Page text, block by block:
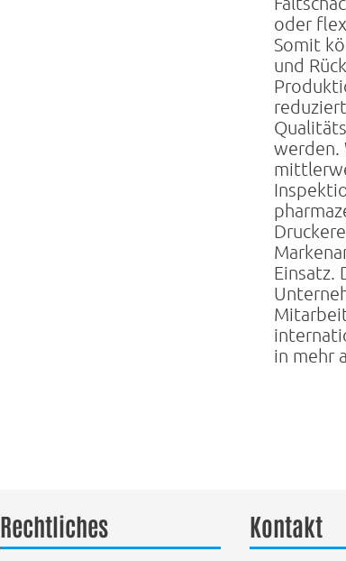
oder
Somit
und
werden.
Einsatz.
in mehr
Rechtliches Kontakt